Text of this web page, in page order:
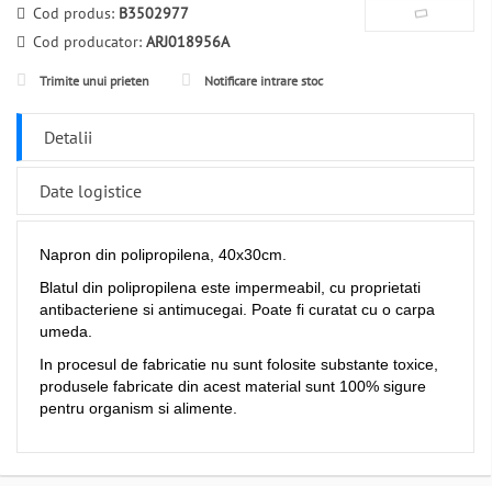
Cod produs: B3502977
Cod producator: ARJ018956A
Trimite unui prieten Notificare intrare stoc
Detalii
Date logistice
Napron din polipropilena, 40x30cm.
Blatul din polipropilena este impermeabil, cu proprietati
antibacteriene si antimucegai. Poate fi curatat cu o carpa
umeda.
In procesul de fabricatie nu sunt folosite substante toxice,
produsele fabricate din acest material sunt 100% sigure
pentru organism si alimente.